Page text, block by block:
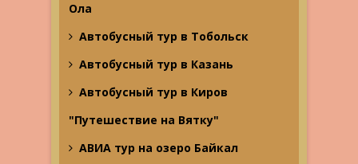
Ола
Автобусный тур в Тобольск
Автобусный тур в Казань
Автобусный тур в Киров
"Путешествие на Вятку"
АВИА тур на озеро Байкал